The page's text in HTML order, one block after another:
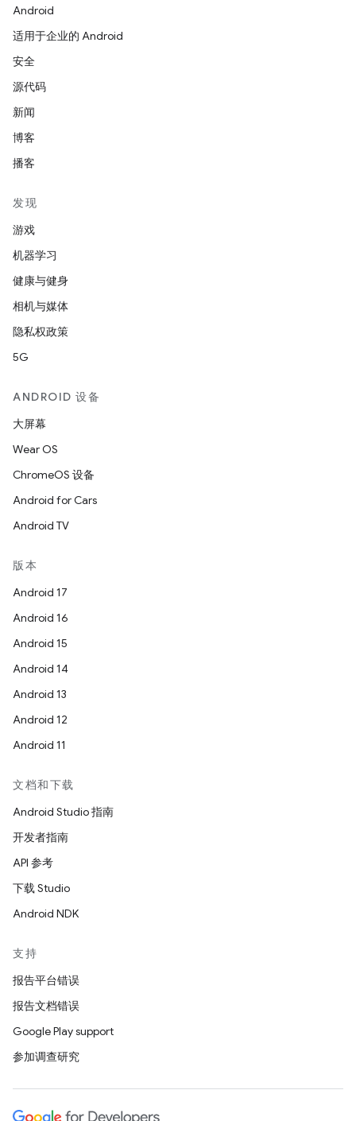
Android
适用于企业的 Android
安全
源代码
新闻
博客
播客
发现
游戏
机器学习
健康与健身
相机与媒体
隐私权政策
5G
ANDROID 设备
大屏幕
Wear OS
ChromeOS 设备
Android for Cars
Android TV
版本
Android 17
Android 16
Android 15
Android 14
Android 13
Android 12
Android 11
文档和下载
Android Studio 指南
开发者指南
API 参考
下载 Studio
Android NDK
支持
报告平台错误
报告文档错误
Google Play support
参加调查研究